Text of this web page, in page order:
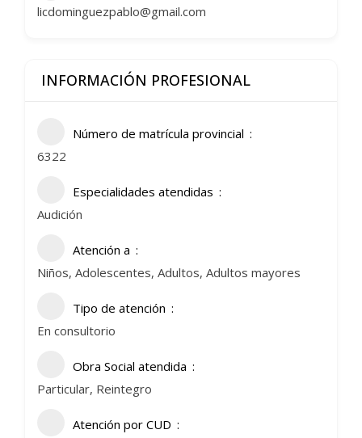
licdominguezpablo@gmail.com
INFORMACIÓN PROFESIONAL
Número de matrícula provincial
6322
Especialidades atendidas
Audición
Atención a
Niños, Adolescentes, Adultos, Adultos mayores
Tipo de atención
En consultorio
Obra Social atendida
Particular, Reintegro
Atención por CUD